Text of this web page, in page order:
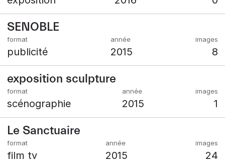
SENOBLE
publicité 2015 8
exposition sculpture
scénographie 2015 1
Le Sanctuaire
film tv 2015 24